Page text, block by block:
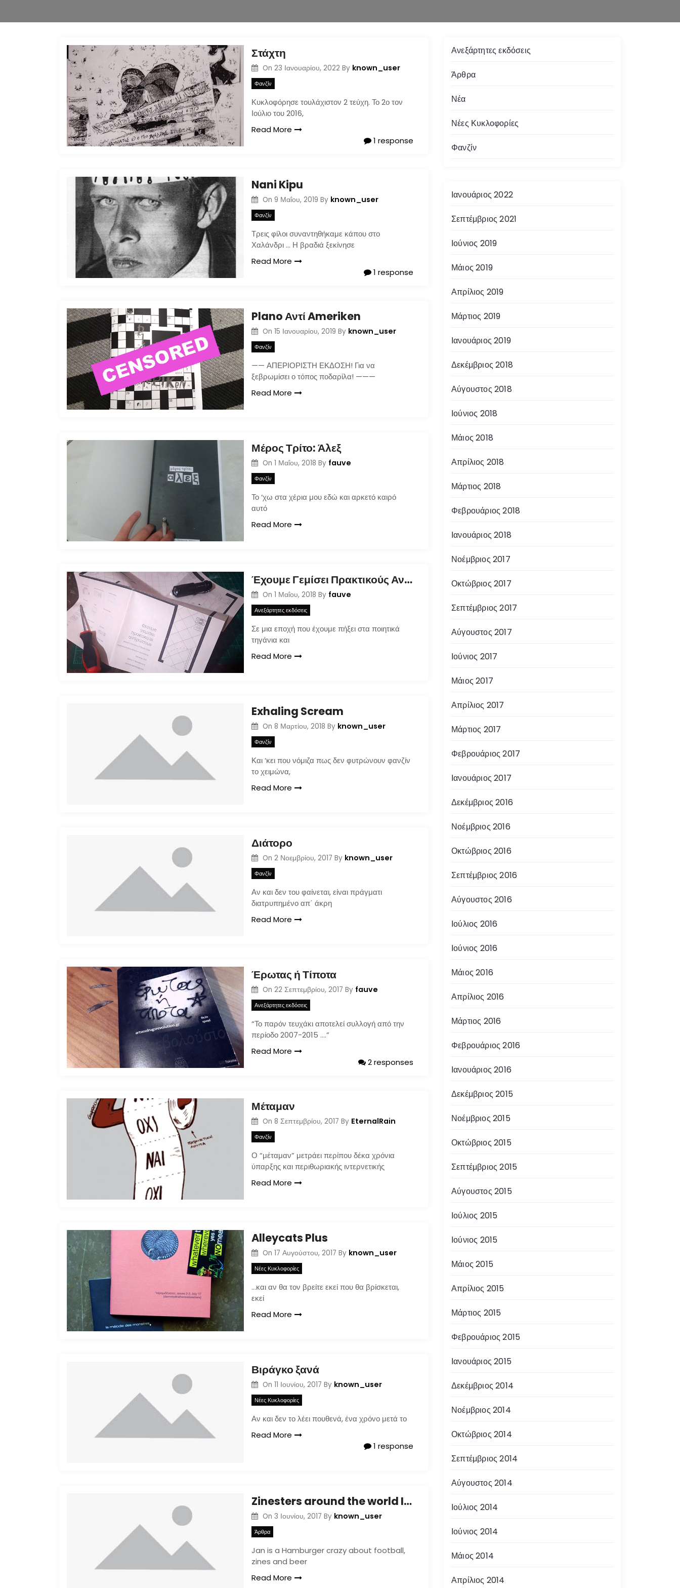
Στάχτη
On 23 Ιανουαρίου, 2022 By known_user
Φανζίν
Κυκλοφόρησε τουλάχιστον 2 τεύχη. Το 2ο τον
Ιούλιο του 2016,
Read More
1 response
Nani Kipu
On 9 Μαΐου, 2019 By known_user
Φανζίν
Τρεις φίλοι συναντηθήκαμε κάπου στο
Χαλάνδρι … Η βραδιά ξεκίνησε
Read More
1 response
Plano Αντί Ameriken
On 15 Ιανουαρίου, 2019 By known_user
Φανζίν
—— ΑΠΕΡΙΟΡΙΣΤΗ ΕΚΔΟΣΗ! Για να
ξεβρωμίσει ο τόπος ποδαρίλα! ———
Read More
Μέρος Τρίτο: Άλεξ
On 1 Μαΐου, 2018 By fauve
Φανζίν
Το ‘χω στα χέρια μου εδώ και αρκετό καιρό
αυτό
Read More
Έχουμε Γεμίσει Πρακτικούς Ανθρώπους
On 1 Μαΐου, 2018 By fauve
Ανεξάρτητες εκδόσεις
Σε μια εποχή που έχουμε πήξει στα ποιητικά
τηγάνια και
Read More
Exhaling Scream
On 8 Μαρτίου, 2018 By known_user
Φανζίν
Και ‘κει που νόμιζα πως δεν φυτρώνουν φανζίν
το χειμώνα,
Read More
Διάτορο
On 2 Νοεμβρίου, 2017 By known_user
Φανζίν
Αν και δεν του φαίνεται, είναι πράγματι
διατρυπημένο απ΄ άκρη
Read More
Έρωτας ή Τίποτα
On 22 Σεπτεμβρίου, 2017 By fauve
Ανεξάρτητες εκδόσεις
“Το παρόν τευχάκι αποτελεί συλλογή από την
περίοδο 2007-2015 ….”
Read More
2 responses
Μέταμαν
On 8 Σεπτεμβρίου, 2017 By EternalRain
Φανζίν
Ο “μέταμαν” μετράει περίπου δέκα χρόνια
ύπαρξης και περιθωριακής ιντερνετικής
Read More
Alleycats Plus
On 17 Αυγούστου, 2017 By known_user
Νέες Κυκλοφορίες
…και αν θα τον βρείτε εκεί που θα βρίσκεται,
εκεί
Read More
Βιράγκο ξανά
On 11 Ιουνίου, 2017 By known_user
Νέες Κυκλοφορίες
Αν και δεν το λέει πουθενά, ένα χρόνο μετά το
Read More
1 response
Zinesters around the world III: Jan Stö
On 3 Ιουνίου, 2017 By known_user
Άρθρα
Jan is a Hamburger crazy about football,
zines and beer
Read More
Ανεξάρτητες εκδόσεις
Άρθρα
Νέα
Νέες Κυκλοφορίες
Φανζίν
Ιανουάριος 2022
Σεπτέμβριος 2021
Ιούνιος 2019
Μάιος 2019
Απρίλιος 2019
Μάρτιος 2019
Ιανουάριος 2019
Δεκέμβριος 2018
Αύγουστος 2018
Ιούνιος 2018
Μάιος 2018
Απρίλιος 2018
Μάρτιος 2018
Φεβρουάριος 2018
Ιανουάριος 2018
Νοέμβριος 2017
Οκτώβριος 2017
Σεπτέμβριος 2017
Αύγουστος 2017
Ιούνιος 2017
Μάιος 2017
Απρίλιος 2017
Μάρτιος 2017
Φεβρουάριος 2017
Ιανουάριος 2017
Δεκέμβριος 2016
Νοέμβριος 2016
Οκτώβριος 2016
Σεπτέμβριος 2016
Αύγουστος 2016
Ιούλιος 2016
Ιούνιος 2016
Μάιος 2016
Απρίλιος 2016
Μάρτιος 2016
Φεβρουάριος 2016
Ιανουάριος 2016
Δεκέμβριος 2015
Νοέμβριος 2015
Οκτώβριος 2015
Σεπτέμβριος 2015
Αύγουστος 2015
Ιούλιος 2015
Ιούνιος 2015
Μάιος 2015
Απρίλιος 2015
Μάρτιος 2015
Φεβρουάριος 2015
Ιανουάριος 2015
Δεκέμβριος 2014
Νοέμβριος 2014
Οκτώβριος 2014
Σεπτέμβριος 2014
Αύγουστος 2014
Ιούλιος 2014
Ιούνιος 2014
Μάιος 2014
Απρίλιος 2014